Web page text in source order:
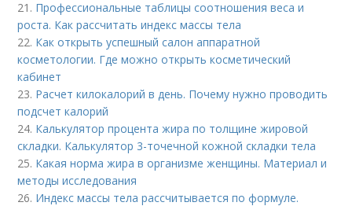
21. Профессиональные таблицы соотношения веса и
роста. Как рассчитать индекс массы тела
22. Как открыть успешный салон аппаратной
косметологии. Где можно открыть косметический
кабинет
23. Расчет килокалорий в день. Почему нужно проводить
подсчет калорий
24. Калькулятор процента жира по толщине жировой
складки. Калькулятор 3-точечной кожной складки тела
25. Какая норма жира в организме женщины. Материал и
методы исследования
26. Индекс массы тела рассчитывается по формуле.